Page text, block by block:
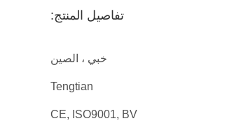
تفاصيل المنتج:
خبي ، الصين
Tengtian
CE, ISO9001, BV